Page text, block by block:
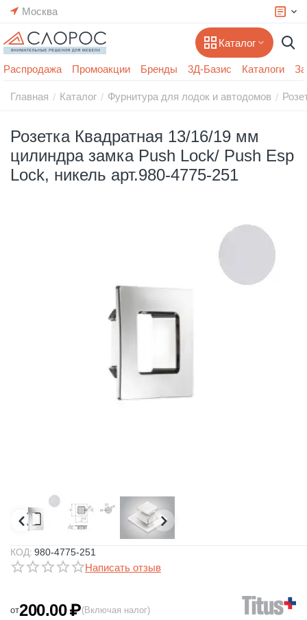
Москва
Каталог
Распродажа Промоакции Бренды 3Д-Базис Каталоги
Главная / Каталог / Фурнитура для лодок и автодомов /
Розетка Квадратная 13/16/19 мм
цилиндра замка Push Lock/ Push Esp
Lock, никель арт.980-4775-251
КОД: 980-4775-251
Написать отзыв
от200.00₽(Включая налог)